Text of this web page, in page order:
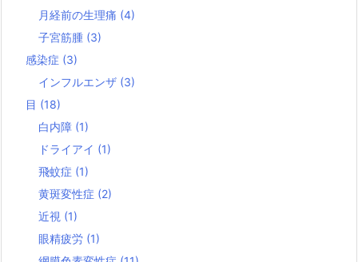
月経前の生理痛 (4)
子宮筋腫 (3)
感染症 (3)
インフルエンザ (3)
目 (18)
白内障 (1)
ドライアイ (1)
飛蚊症 (1)
黄斑変性症 (2)
近視 (1)
眼精疲労 (1)